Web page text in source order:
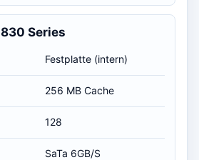
Series
Festplatte (intern)
256 MB Cache
128
SaTa 6GB/S